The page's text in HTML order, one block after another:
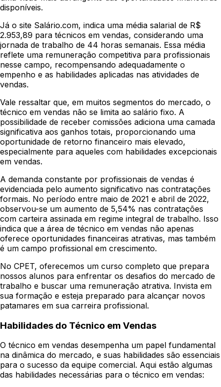
disponíveis.
Já o site Salário.com, indica uma média salarial de R$
2.953,89 para técnicos em vendas, considerando uma
jornada de trabalho de 44 horas semanais. Essa média
reflete uma remuneração competitiva para profissionais
nesse campo, recompensando adequadamente o
empenho e as habilidades aplicadas nas atividades de
vendas.
Vale ressaltar que, em muitos segmentos do mercado, o
técnico em vendas não se limita ao salário fixo. A
possibilidade de receber comissões adiciona uma camada
significativa aos ganhos totais, proporcionando uma
oportunidade de retorno financeiro mais elevado,
especialmente para aqueles com habilidades excepcionais
em vendas.
A demanda constante por profissionais de vendas é
evidenciada pelo aumento significativo nas contratações
formais. No período entre maio de 2021 e abril de 2022,
observou-se um aumento de 5,54% nas contratações
com carteira assinada em regime integral de trabalho. Isso
indica que a área de técnico em vendas não apenas
oferece oportunidades financeiras atrativas, mas também
é um campo profissional em crescimento.
No CPET, oferecemos um curso completo que prepara
nossos alunos para enfrentar os desafios do mercado de
trabalho e buscar uma remuneração atrativa. Invista em
sua formação e esteja preparado para alcançar novos
patamares em sua carreira profissional.
Habilidades do Técnico em Vendas
O técnico em vendas desempenha um papel fundamental
na dinâmica do mercado, e suas habilidades são essenciais
para o sucesso da equipe comercial. Aqui estão algumas
das habilidades necessárias para o técnico em vendas: